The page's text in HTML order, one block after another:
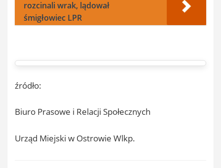
rozcinali wrak, lądował
śmigłowiec LPR
źródło:
Biuro Prasowe i Relacji Społecznych
Urząd Miejski w Ostrowie Wlkp.